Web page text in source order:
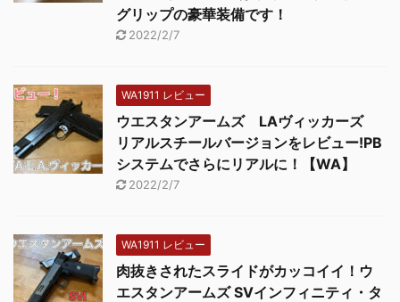
グリップの豪華装備です！
2022/2/7
WA1911 レビュー
ウエスタンアームズ LAヴィッカーズ
リアルスチールバージョンをレビュー!PB
システムでさらにリアルに！【WA】
2022/2/7
WA1911 レビュー
肉抜きされたスライドがカッコイイ！ウ
エスタンアームズ SVインフィニティ・タ